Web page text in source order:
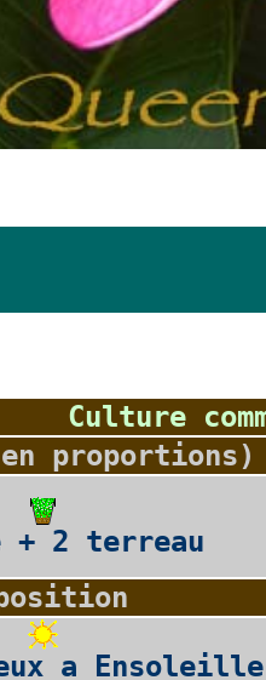
Culture
proportions)
+ 2 terreau
a Ensoleille